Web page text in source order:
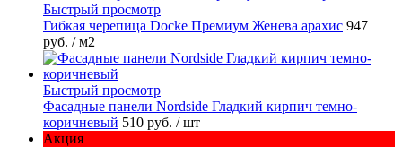
Быстрый просмотр
Гибкая черепица Docke Премиум Женева арахис 947
руб. / м2
Быстрый просмотр
Фасадные панели Nordside Гладкий кирпич темно-
коричневый 510 руб. / шт
Акция